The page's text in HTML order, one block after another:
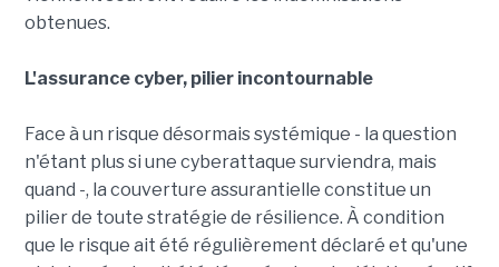
obtenues.
L'assurance cyber, pilier incontournable
Face à un risque désormais systémique - la question
n'étant plus si une cyberattaque surviendra, mais
quand -, la couverture assurantielle constitue un
pilier de toute stratégie de résilience. À condition
que le risque ait été régulièrement déclaré et qu'une